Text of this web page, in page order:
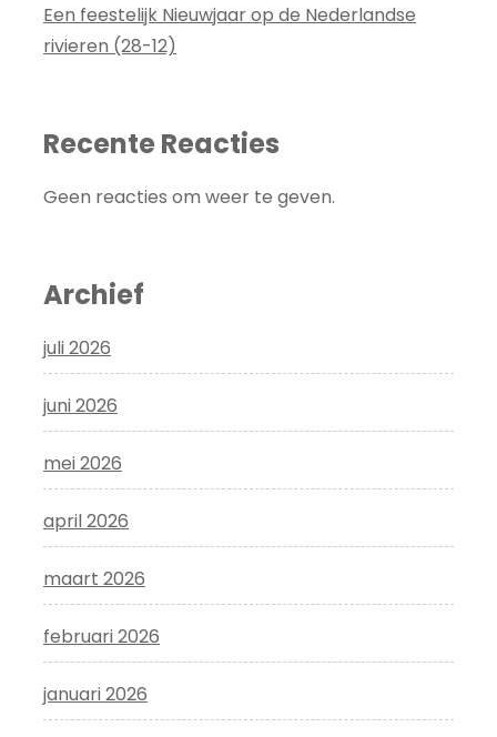
Een feestelijk Nieuwjaar op de Nederlandse
rivieren (28-12)
Recente Reacties
Geen reacties om weer te geven.
Archief
juli 2026
juni 2026
mei 2026
april 2026
maart 2026
februari 2026
januari 2026